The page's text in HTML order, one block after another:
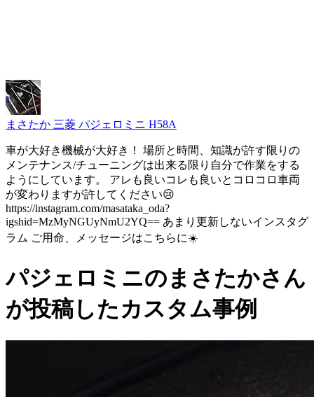
まさたか 三菱 パジェロミニ H58A
車が大好き機械が大好き！ 場所と時間、知識が許す限りの
メンテナンス/チューニングは出来る限り自分で作業をする
ようにしています。 アレも良いコレも良いとコロコロ車両
が変わりますが許してください😢
https://instagram.com/masataka_oda?
igshid=MzMyNGUyNmU2YQ== あまり更新しないインスタグ
ラム ご用命、メッセージはこちらに☀️
パジェロミニのまさたかさん
が投稿したカスタム事例